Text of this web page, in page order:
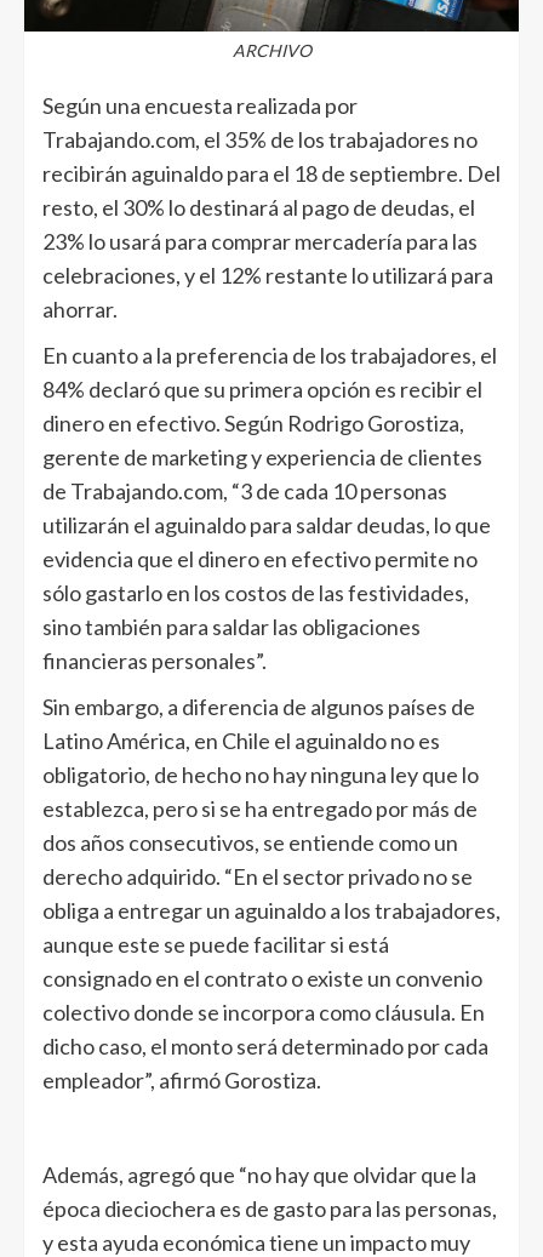
ARCHIVO
Según una encuesta realizada por
Trabajando.com, el 35% de los trabajadores no
recibirán aguinaldo para el 18 de septiembre. Del
resto, el 30% lo destinará al pago de deudas, el
23% lo usará para comprar mercadería para las
celebraciones, y el 12% restante lo utilizará para
ahorrar.
En cuanto a la preferencia de los trabajadores, el
84% declaró que su primera opción es recibir el
dinero en efectivo. Según Rodrigo Gorostiza,
gerente de marketing y experiencia de clientes
de Trabajando.com, “3 de cada 10 personas
utilizarán el aguinaldo para saldar deudas, lo que
evidencia que el dinero en efectivo permite no
sólo gastarlo en los costos de las festividades,
sino también para saldar las obligaciones
financieras personales”.
Sin embargo, a diferencia de algunos países de
Latino América, en Chile el aguinaldo no es
obligatorio, de hecho no hay ninguna ley que lo
establezca, pero si se ha entregado por más de
dos años consecutivos, se entiende como un
derecho adquirido. “En el sector privado no se
obliga a entregar un aguinaldo a los trabajadores,
aunque este se puede facilitar si está
consignado en el contrato o existe un convenio
colectivo donde se incorpora como cláusula. En
dicho caso, el monto será determinado por cada
empleador”, afirmó Gorostiza.
Además, agregó que “no hay que olvidar que la
época dieciochera es de gasto para las personas,
y esta ayuda económica tiene un impacto muy